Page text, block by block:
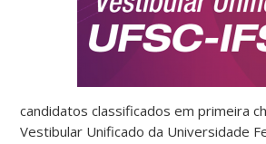
candidatos classificados em primeira
Vestibular Unificado da Universidade